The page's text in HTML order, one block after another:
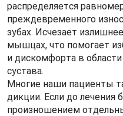
распределяется
преждевременного
зубах. Исчезает
мышцах, что помогает
и дискомфорта в
сустава.
Многие наши пациенты
дикции. Если до лечения
произношением